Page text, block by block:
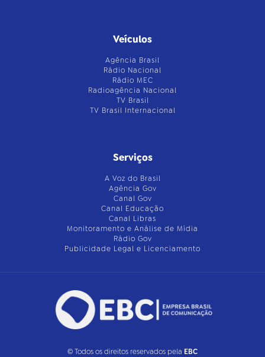
Veículos
Agência Brasil
Rádio Nacional
Rádio MEC
Radioagência Nacional
TV Brasil
TV Brasil Internacional
Serviços
A Voz do Brasil
Agência Gov
Canal Gov
Canal Educação
Canal Libras
Monitoramento e Análise de Mídia
Rádio Gov
Publicidade Legal e Licenciamento
© Todos os direitos reservados pela EBC